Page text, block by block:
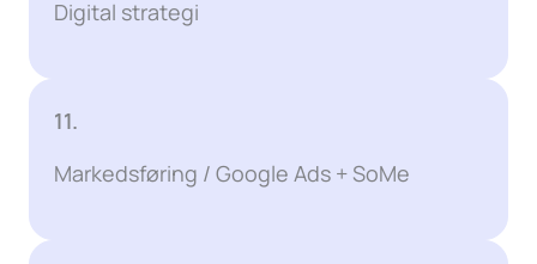
Digital strategi
11.
Markedsføring / Google Ads + SoMe